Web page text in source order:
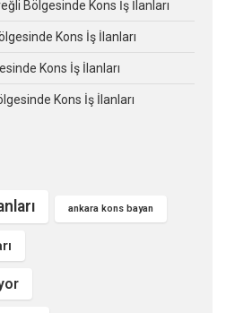
Bölgesinde Kons İş İlanları
Kons İş İlanları
Kons İş İlanları
Kons İş İlanları
ankara kons bayan